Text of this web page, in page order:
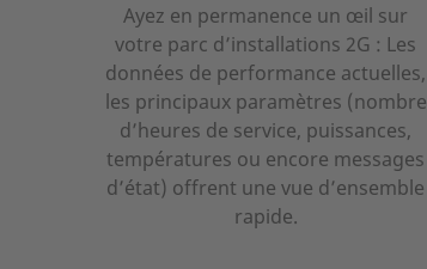
Ayez en permanence un œil sur
votre parc d’installations 2G : Les
données de performance actuelles,
les principaux paramètres (nombre
d’heures de service, puissances,
températures ou encore messages
d’état) offrent une vue d’ensemble
rapide.